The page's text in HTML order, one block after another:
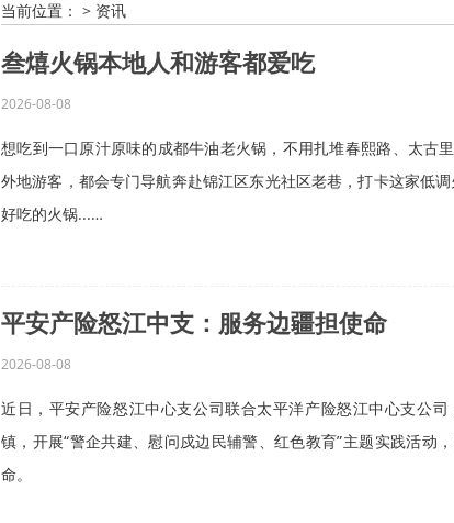
当前位置： > 资讯
叁熺火锅本地人和游客都爱吃
2026-08-08
想吃到一口原汁原味的成都牛油老火锅，不用扎堆春熙路、太古
外地游客，都会专门导航奔赴锦江区东光社区老巷，打卡这家低
好吃的火锅...…
平安产险怒江中支：服务边疆担使命
2026-08-08
近日，平安产险怒江中心支公司联合太平洋产险怒江中心支公
镇，开展“警企共建、慰问戍边民辅警、红色教育”主题实践活动
命。